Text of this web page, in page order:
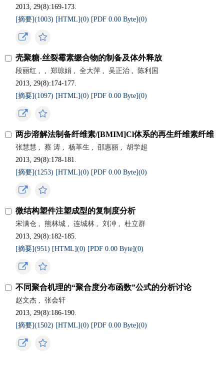
2013, 29(8):169-173.
[摘要](1003) [HTML](0) [PDF 0.00 Byte](0)
壳聚糖-丝裂霉素缀合物的制备及体外释放
段丽红 , , 郑琼娟 , 全大萍 , 吴正治 ,
陈利国
2013, 29(8):174-177.
[摘要](1097) [HTML](0) [PDF 0.00 Byte](0)
两步溶解法制备纤维素/[BMIM]Cl体系的再生纤维素纤维
张慧慧 , 蔡 涛 , 杨革生 , 邵惠丽 ,
胡学超
2013, 29(8):178-181.
[摘要](1253) [HTML](0) [PDF 0.00 Byte](0)
微结构塑件注塑成型的复制度分析
宋满仓 , 熊林城 , 连城林 , 刘冲 ,
杜立群
2013, 29(8):182-185.
[摘要](951) [HTML](0) [PDF 0.00 Byte](0)
不同聚合机理的“聚合度分布函数”公式的分析讨论
赵文杰 ,
张会轩
2013, 29(8):186-190.
[摘要](1502) [HTML](0) [PDF 0.00 Byte](0)